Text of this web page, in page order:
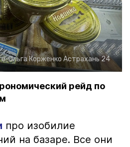
Ольга Корженко Астрахань 24
рейд по
про изобилие
на базаре. Все они